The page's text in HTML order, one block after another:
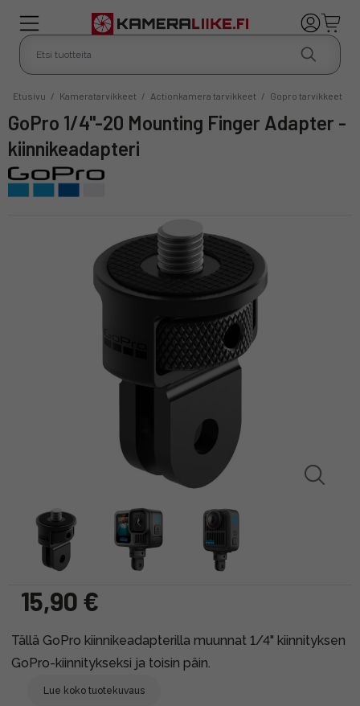
Etusivu / Kameratarvikkeet / Actionkamera tarvikkeet / Gopro tarvikkeet
GoPro 1/4"-20 Mounting Finger Adapter -
kiinnikeadapteri
15,90 €
Tällä GoPro kiinnikeadapterilla muunnat 1/4" kiinnityksen
GoPro-kiinnitykseksi ja toisin päin.
Lue koko tuotekuvaus